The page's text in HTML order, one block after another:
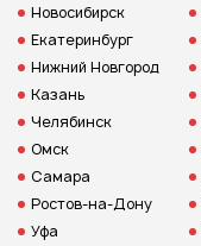
Новосибирск
Екатеринбург
Нижний Новгород
Казань
Челябинск
Омск
Самара
Ростов-на-Дону
Уфа